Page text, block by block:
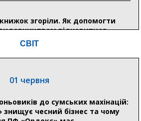
згоріли. Як допомогти
відновитися
04 серпня
спрямував 0,2 млрд грн
та підтримку
СВІТ
01 червня
до сумських махінацій:
чесний бізнес та чому